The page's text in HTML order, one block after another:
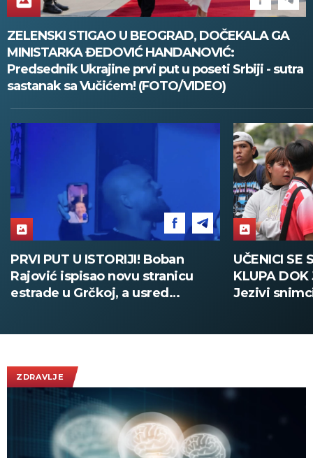
ZELENSKI STIGAO U BEOGRAD, DOČEKALA GA
MINISTARKA ĐEDOVIĆ HANDANOVIĆ:
Predsednik Ukrajine prvi put u poseti Srbiji - sutra
sastanak sa Vučićem! (FOTO/VIDEO)
UČENICI SE SAKRILI ISPOD
KLUPA DOK JE VRŠNJAK PUCAO:
Jezivi snimci iz škole na Tajlandu
PUCNJAVA
MRTVIH
ZDRAVLJE